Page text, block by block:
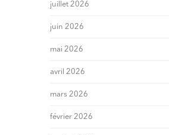
juillet 2026
juin 2026
mai 2026
avril 2026
mars 2026
février 2026